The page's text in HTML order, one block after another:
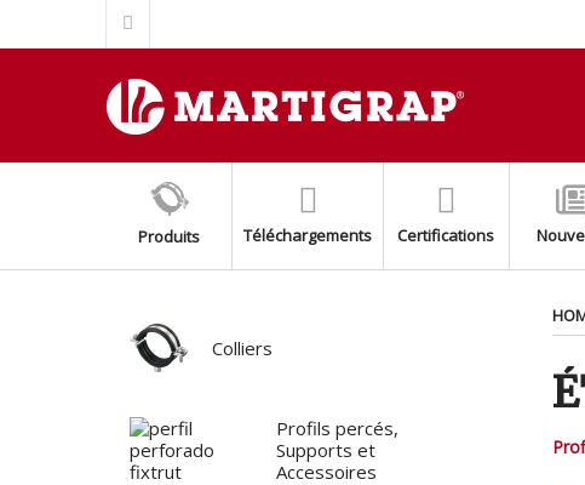
SUPPORT BASE FIXTRUT INOX AISI304/A2
SUPPORT AUXILIARE POUR MONTAGE SPLIT (EASY SPLIT)
BASE AVEC ÉCROU M8+M10 INOX AISI 316
AMORTISSEURS DE SOL AVEC RESSORT
COLLIER BLANC POUR LES TUYAUX DE FUMMÉE
KIT DE SUPPORT DE CONDENSEUR AJUSTABLE
PROFIL PERCÉ FIXTRUT INOX AISI 316/A4
COLLIER ISOPHONIQUE INOXYDABLE AISI 304/A2
Produits Téléchargements Certifications
Colliers
Profils percés,
Supports et
Accessoires